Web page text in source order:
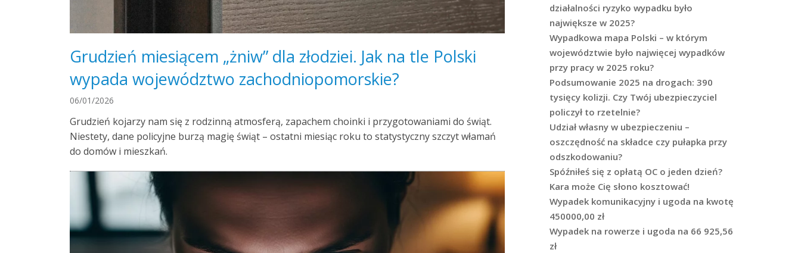
Grudzień miesiącem „żniw” dla złodziei. Jak na tle Polski
wypada województwo zachodniopomorskie?
06/01/2026
Grudzień kojarzy nam się z rodzinną atmosferą, zapachem choinki i przygotowaniami do świąt.
Niestety, dane policyjne burzą magię świąt – ostatni miesiąc roku to statystyczny szczyt włamań
do domów i mieszkań.
działalności ryzyko wypadku było
największe w 2025?
Wypadkowa mapa Polski – w którym
województwie było najwięcej wypadków
przy pracy w 2025 roku?
Podsumowanie 2025 na drogach: 390
tysięcy kolizji. Czy Twój ubezpieczyciel
policzył to rzetelnie?
Udział własny w ubezpieczeniu –
oszczędność na składce czy pułapka przy
odszkodowaniu?
Spóźniłeś się z opłatą OC o jeden dzień?
Kara może Cię słono kosztować!
Wypadek komunikacyjny i ugoda na kwotę
450000,00 zł
Wypadek na rowerze i ugoda na 66 925,56
zł